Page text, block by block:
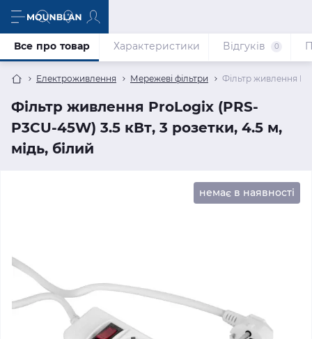
Електроживлення Мережеві фільтри Фільтр живлення
Фільтр живлення ProLogix (PRS-
P3CU-45W) 3.5 кВт, 3 розетки, 4.5 м,
мідь, білий
Все про товар Характеристики Відгуків 0
немає в наявності